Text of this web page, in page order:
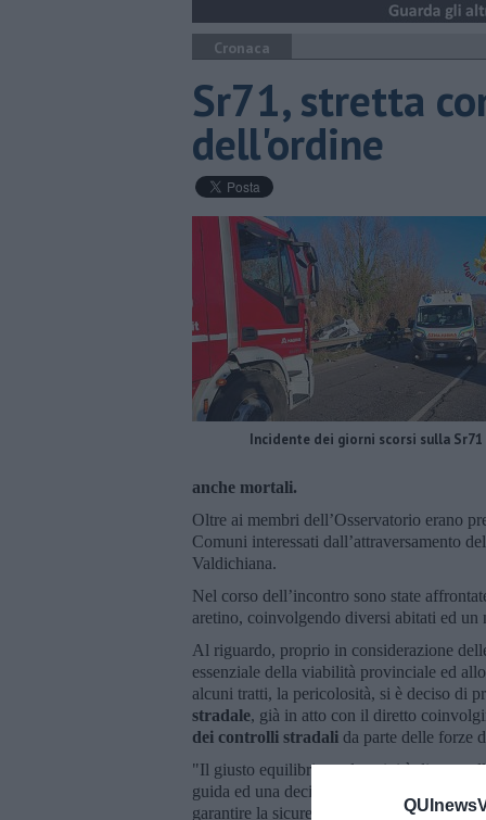
Cronaca
Sr71, stretta
dell'ordine
Incidente dei giorni scorsi sulla Sr71
anche mortali.
Oltre ai membri dell’Osservatorio erano
Comuni interessati dall’attraversamento
Valdichiana.
Nel corso dell’incontro sono state
aretino, coinvolgendo diversi abitati ed
Al riguardo, proprio in considerazione
essenziale della viabilità provinciale ed
alcuni tratti, la pericolosità, si è deciso di
stradale, già in atto con il diretto
dei controlli stradali da parte delle forze
"Il giusto equilibrio tra le attività di
guida ed una decisa strategia di
garantire la sicurezza della circolazione,